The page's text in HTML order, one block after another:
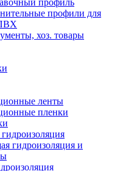
профиль
профили для
хоз. товары
ленты
пленки
гидроизоляция и